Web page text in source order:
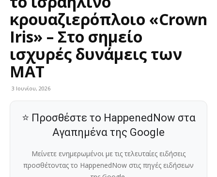
κρουαζιερόπλοιο «Crown
Iris» – Στο σημείο
ισχυρές δυνάμεις των
ΜΑΤ
3 Ιουνίου, 2026
⭐ Προσθέστε το HappenedNow στα
Αγαπημένα της Google
Μείνετε ενημερωμένοι με τις τελευταίες ειδήσεις
προσθέτοντας το HappenedNow στις πηγές ειδήσεων